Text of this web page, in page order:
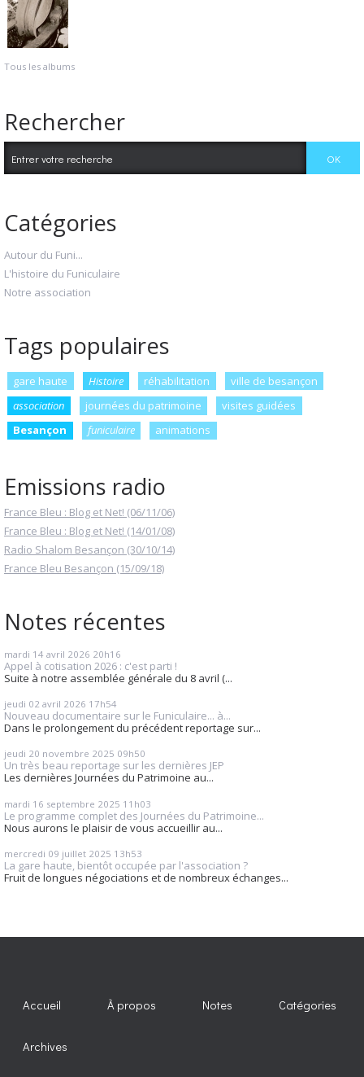
Tous les albums
Rechercher
Catégories
Autour du Funi...
L'histoire du Funiculaire
Notre association
Tags populaires
gare haute Histoire réhabilitation
ville de besançon
association
journées du patrimoine
visites guidées
Besançon
funiculaire animations
Emissions radio
France Bleu : Blog et Net! (06/11/06)
France Bleu : Blog et Net! (14/01/08)
Radio Shalom Besançon (30/10/14)
France Bleu Besançon (15/09/18)
Notes récentes
mardi 14 avril 2026 20h16
Appel à cotisation 2026 : c'est parti !
Suite à notre assemblée générale du 8 avril (...
jeudi 02 avril 2026 17h54
Nouveau documentaire sur le Funiculaire... à...
Dans le prolongement du précédent reportage sur...
jeudi 20 novembre 2025 09h50
Un très beau reportage sur les dernières JEP
Les dernières Journées du Patrimoine au...
mardi 16 septembre 2025 11h03
Le programme complet des Journées du Patrimoine...
Nous aurons le plaisir de vous accueillir au...
mercredi 09 juillet 2025 13h53
La gare haute, bientôt occupée par l'association ?
Fruit de longues négociations et de nombreux échanges...
Accueil À propos Notes Catégories
Archives